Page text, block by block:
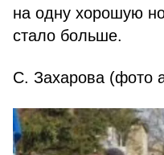
на одну хорошую
стало больше.
С. Захарова (фото